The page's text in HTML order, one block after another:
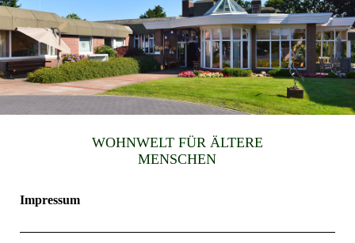
WOHNWELT FÜR ÄLTERE
MENSCHEN
Impressum